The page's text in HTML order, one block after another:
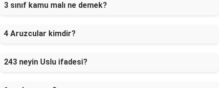
3 sınıf kamu malı ne demek?
4 Aruzcular kimdir?
243 neyin Uslu ifadesi?